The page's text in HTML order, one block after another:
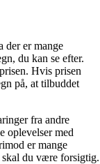
er mange
du kan se efter.
Hvis prisen
på, at tilbuddet
fra andre
oplevelser med
er mange
skal du være forsigtig.